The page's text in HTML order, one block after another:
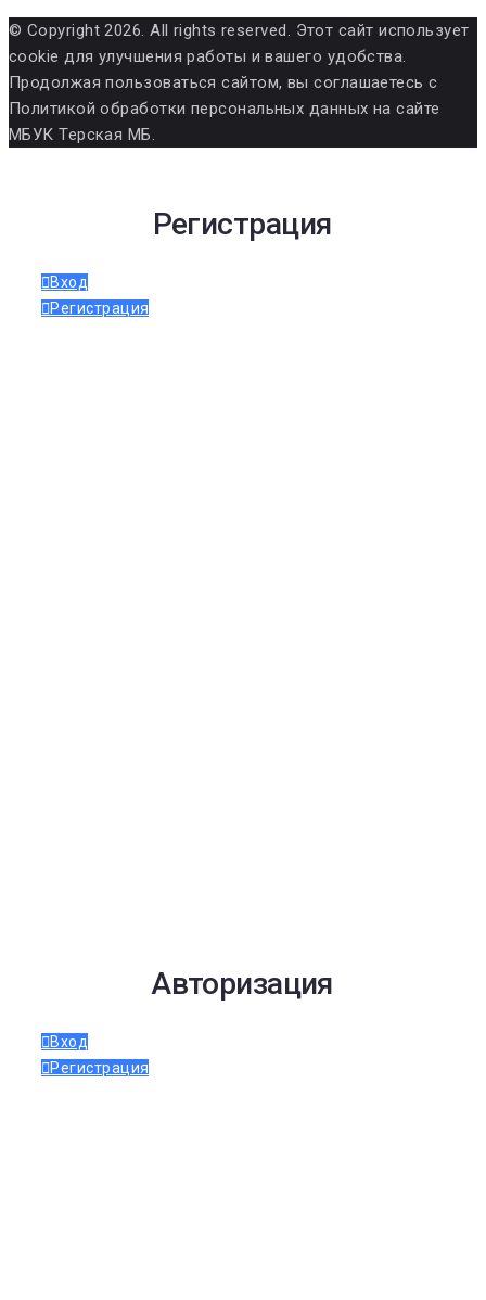
© Copyright 2026. All rights reserved. Этот сайт использует
cookie для улучшения работы и вашего удобства.
Продолжая пользоваться сайтом, вы соглашаетесь с
Политикой обработки персональных данных на сайте
МБУК Терская МБ.
Регистрация
Вход
Регистрация
Авторизация
Вход
Регистрация